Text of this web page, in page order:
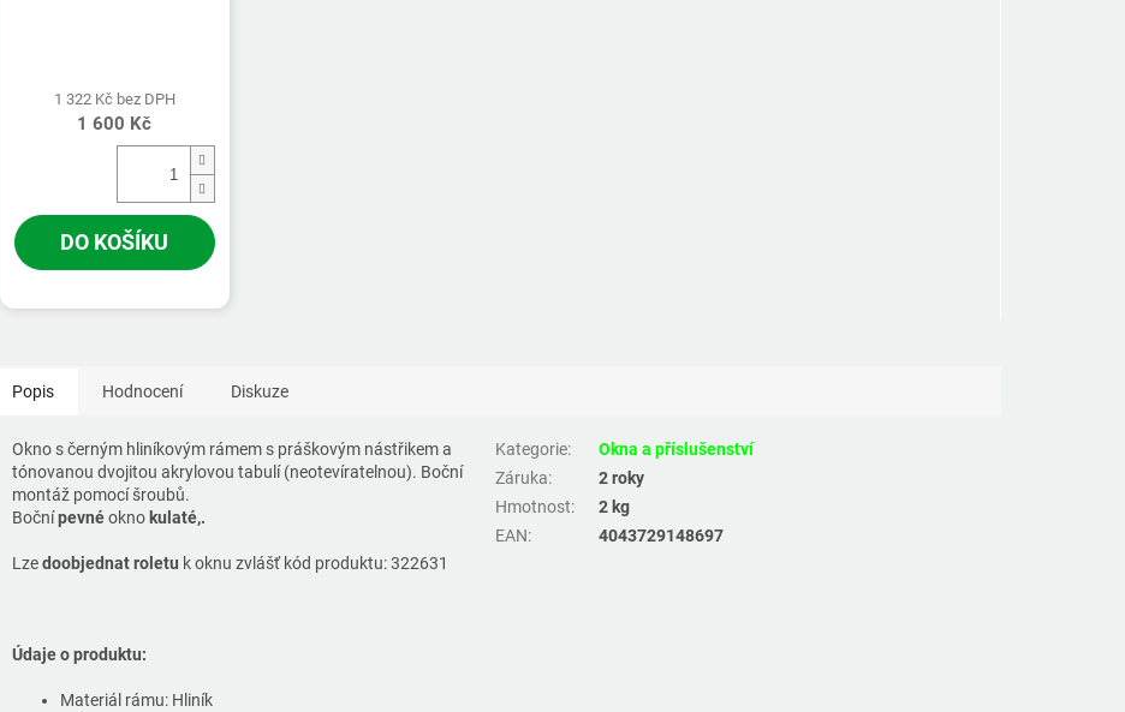
1 322 Kč bez DPH
1 600 Kč
DO KOŠÍKU
Popis Hodnocení Diskuze
Okno s černým hliníkovým rámem s práškovým nástřikem a
tónovanou dvojitou akrylovou tabulí (neotevíratelnou). Boční
montáž pomocí šroubů.
Bočnípevnéokno kulaté,.
Lzedoobjednat roletu k oknu zvlášť kód produktu: 322631
Údaje o produktu:
Materiál rámu: Hliník
Kategorie:
Okna a příslušenství
Záruka:
2 roky
Hmotnost:
2 kg
EAN: 4043729148697